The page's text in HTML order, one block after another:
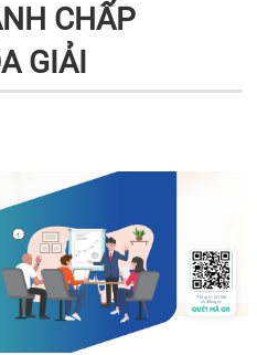
CHẤP
GIẢI